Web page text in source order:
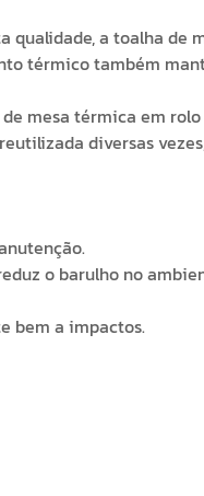
qualidade, a toalha de
térmico também
mesa térmica em
diversas
o barulho no
bem a impactos.